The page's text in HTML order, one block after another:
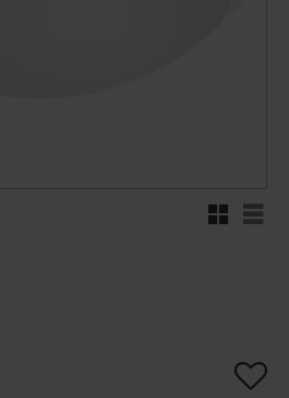
RutenettListe
Gem